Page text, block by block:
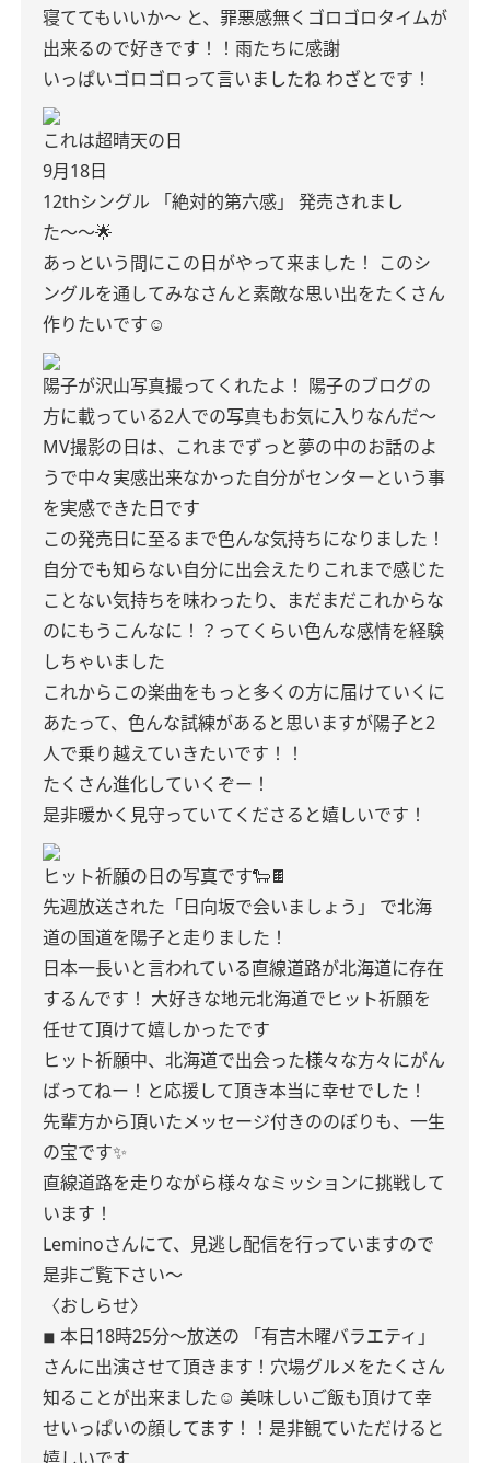
寝ててもいいか〜 と、罪悪感無くゴロゴロタイムが
出来るので好きです！！雨たちに感謝
いっぱいゴロゴロって言いましたね わざとです！
これは超晴天の日
9月18日
12thシングル 「絶対的第六感」
発売されまし
た〜〜🌟
あっという間にこの日がやって来ました！ このシ
ングルを通してみなさんと素敵な思い出をたくさん
作りたいです☺️
陽子が沢山写真撮ってくれたよ！ 陽子のブログの
方に載っている2人での写真もお気に入りなんだ〜
MV撮影の日は、これまでずっと夢の中のお話のよ
うで中々実感出来なかった自分がセンターという事
を実感できた日です
この発売日に至るまで色んな気持ちになりました！
自分でも知らない自分に出会えたりこれまで感じた
ことない気持ちを味わったり、まだまだこれからな
のにもうこんなに！？ってくらい色んな感情を経験
しちゃいました
これからこの楽曲をもっと多くの方に届けていくに
あたって、色んな試練があると思いますが陽子と2
人で乗り越えていきたいです！！
たくさん進化していくぞー！
是非暖かく見守っていてくださると嬉しいです！
ヒット祈願の日の写真です🐑🍫
先週放送された「日向坂で会いましょう」
で北海
道の国道を陽子と走りました！
日本一長いと言われている直線道路が北海道に存在
するんです！ 大好きな地元北海道でヒット祈願を
任せて頂けて嬉しかったです
ヒット祈願中、北海道で出会った様々な方々にがん
ばってねー！と応援して頂き本当に幸せでした！
先輩方から頂いたメッセージ付きののぼりも、一生
の宝です✨️
直線道路を走りながら様々なミッションに挑戦して
います！
Leminoさんにて、見逃し配信を行っていますので
是非ご覧下さい〜
〈おしらせ〉
◾︎ 本日18時25分～放送の
「有吉木曜バラエティ」
さんに出演させて頂きます！穴場グルメをたくさん
知ることが出来ました☺️ 美味しいご飯も頂けて幸
せいっぱいの顔してます！！是非観ていただけると